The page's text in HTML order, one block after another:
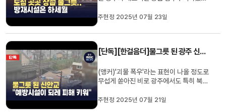
혈세를 퍼부었는데, 무용지물이었습니다.
이유들로 늦어지거나 검토조차 되지 못하
장 취재했습니다.(기자)광주...
주현정 2025년 07월 23일
[단독][한걸음더]물그릇 된 광주 신안교 일대 "홍수예방시설이 되레 피해 키웠다"
(앵커)'괴물 폭우'라는 표현이 나올 정도로
무섭게 쏟아진 비로 광주에서도 특히 북구
류에 실종됐고 마을은 초토화됐는데, 홍수
주현정 2025년 07월 21일